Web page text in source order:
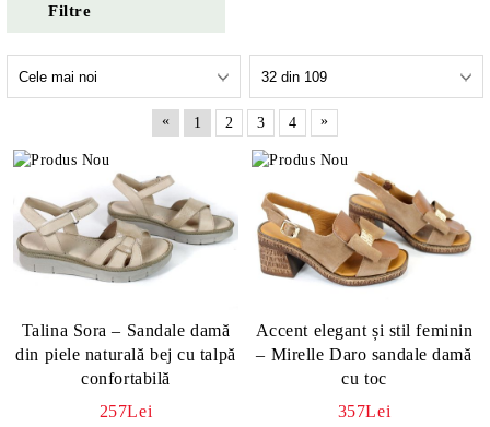
Filtre
« 1 2 3 4 »
Talina Sora – Sandale damă
din piele naturală bej cu talpă
confortabilă
257Lei
Accent elegant și stil feminin
– Mirelle Daro sandale damă
cu toc
357Lei